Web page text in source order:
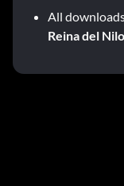
All
Reina del Nilo